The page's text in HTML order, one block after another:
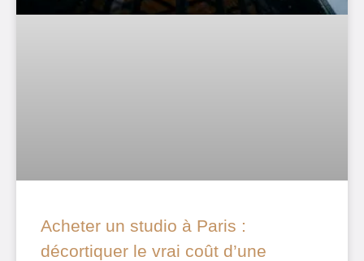
Acheter un studio à Paris :
décortiquer le vrai coût d’une